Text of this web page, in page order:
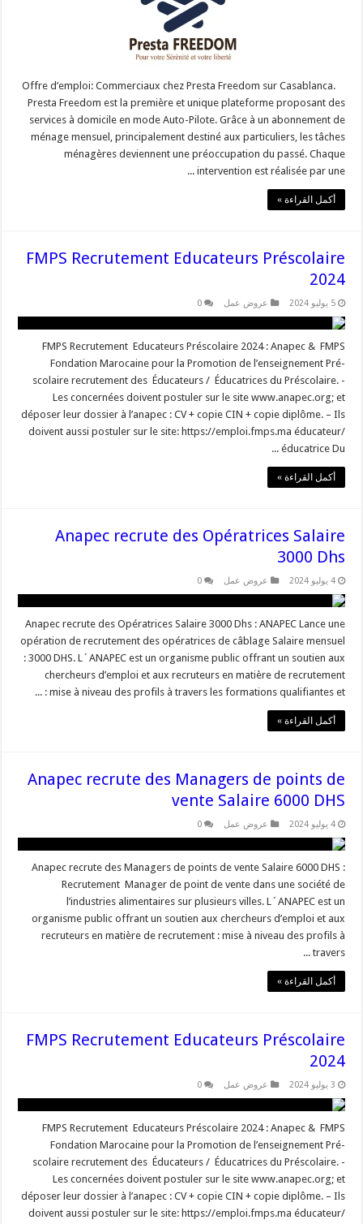
Offre d’emploi: Commerciaux chez Presta Freedom sur Casablanca.
Presta Freedom est la première et unique plateforme proposant des
services à domicile en mode Auto-Pilote. Grâce à un abonnement de
ménage mensuel, principalement destiné aux particuliers, les tâches
ménagères deviennent une préoccupation du passé. Chaque
intervention est réalisée par une ...
أكمل القراءة »
FMPS Recrutement Educateurs Préscolaire
2024
5 يوليو 2024 عروض عمل 0
FMPS Recrutement Educateurs Préscolaire 2024 : Anapec & FMPS
Fondation Marocaine pour la Promotion de l’enseignement Pré-
scolaire recrutement des Éducateurs / Éducatrices du Préscolaire. -
Les concernées doivent postuler sur le site www.anapec.org; et
déposer leur dossier à l’anapec : CV + copie CIN + copie diplôme. – Ils
doivent aussi postuler sur le site: https://emploi.fmps.ma éducateur/
éducatrice Du ...
أكمل القراءة »
Anapec recrute des Opératrices Salaire
3000 Dhs
4 يوليو 2024 عروض عمل 0
Anapec recrute des Opératrices Salaire 3000 Dhs : ANAPEC Lance une
opération de recrutement des opératrices de câblage Salaire mensuel
: 3000 DHS. L´ANAPEC est un organisme public offrant un soutien aux
chercheurs d’emploi et aux recruteurs en matière de recrutement
: mise à niveau des profils à travers les formations qualifiantes et ...
أكمل القراءة »
Anapec recrute des Managers de points de
vente Salaire 6000 DHS
4 يوليو 2024 عروض عمل 0
Anapec recrute des Managers de points de vente Salaire 6000 DHS :
Recrutement Manager de point de vente dans une société de
l’industries alimentaires sur plusieurs villes. L´ANAPEC est un
organisme public offrant un soutien aux chercheurs d’emploi et aux
recruteurs en matière de recrutement : mise à niveau des profils à
travers ...
أكمل القراءة »
FMPS Recrutement Educateurs Préscolaire
2024
3 يوليو 2024 عروض عمل 0
FMPS Recrutement Educateurs Préscolaire 2024 : Anapec & FMPS
Fondation Marocaine pour la Promotion de l’enseignement Pré-
scolaire recrutement des Éducateurs / Éducatrices du Préscolaire. -
Les concernées doivent postuler sur le site www.anapec.org; et
déposer leur dossier à l’anapec : CV + copie CIN + copie diplôme. – Ils
doivent aussi postuler sur le site: https://emploi.fmps.ma éducateur/